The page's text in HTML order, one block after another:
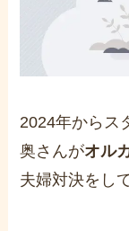
2024年からス
奥さんがオル
夫婦対決をし